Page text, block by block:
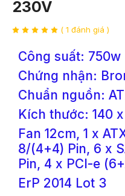
230V
( 1 đánh giá )
Công suất: 750w
Chứng nhận:
Chuẩn nguồn:
Kích thước: 140
Fan 12cm, 1 x
8/(4+4) Pin, 6 x
Pin, 4 x PCI-e
ErP 2014 Lot 3